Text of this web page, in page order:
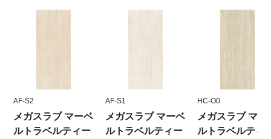
AF-S2
メガスラブ マーベ
ルトラベルティー
AF-S1
メガスラブ マーベ
ルトラベルティー
HC-O0
メガスラブ マー
ルトラベルティ